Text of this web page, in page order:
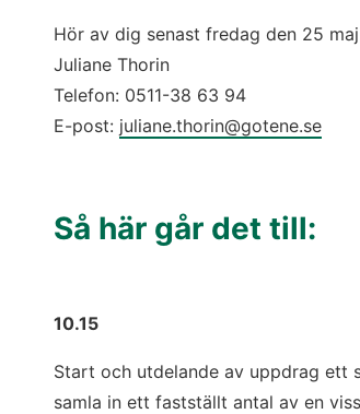
Hör av dig senast fredag den 25
Juliane Thorin
Telefon: 0511-38 63 94
E-post: juliane.thorin@gotene.se
Så här går det till:
10.15
Start och utdelande av uppdrag ett
samla in ett fastställt antal av en